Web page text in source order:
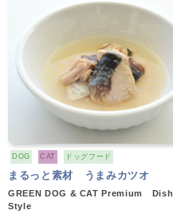
DOG CAT ドッグフード
まるっと素材 うまみカツオ
GREEN DOG & CAT Premium Dish
Style